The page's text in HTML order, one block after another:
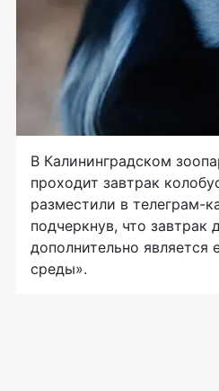
В Калининградском
проходит завтрак
разместили в телеграм-
подчеркнув, что завтрак
дополнительно
среды».